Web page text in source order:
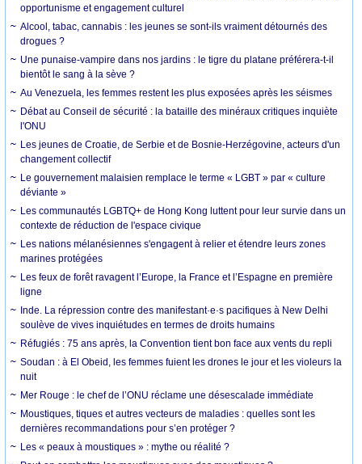
opportunisme et engagement culturel
Alcool, tabac, cannabis : les jeunes se sont-ils vraiment détournés des
drogues ?
Une punaise-vampire dans nos jardins : le tigre du platane préférera-t-il
bientôt le sang à la sève ?
Au Venezuela, les femmes restent les plus exposées après les séismes
Débat au Conseil de sécurité : la bataille des minéraux critiques inquiète
l'ONU
Les jeunes de Croatie, de Serbie et de Bosnie-Herzégovine, acteurs d'un
changement collectif
Le gouvernement malaisien remplace le terme « LGBT » par « culture
déviante »
Les communautés LGBTQ+ de Hong Kong luttent pour leur survie dans un
contexte de réduction de l'espace civique
Les nations mélanésiennes s'engagent à relier et étendre leurs zones
marines protégées
Les feux de forêt ravagent l’Europe, la France et l’Espagne en première
ligne
Inde. La répression contre des manifestant·e·s pacifiques à New Delhi
soulève de vives inquiétudes en termes de droits humains
Réfugiés : 75 ans après, la Convention tient bon face aux vents du repli
Soudan : à El Obeid, les femmes fuient les drones le jour et les violeurs la
nuit
Mer Rouge : le chef de l’ONU réclame une désescalade immédiate
Moustiques, tiques et autres vecteurs de maladies : quelles sont les
dernières recommandations pour s’en protéger ?
Les « peaux à moustiques » : mythe ou réalité ?